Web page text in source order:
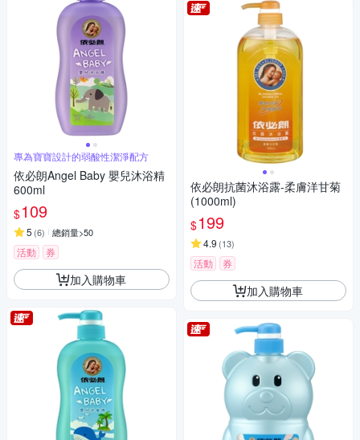
專為寶寶設計的弱酸性潔淨配方
依必朗Angel Baby 嬰兒沐浴精
600ml
$109
5 (6) 總銷量>50
活動 券
加入購物車
依必朗抗菌沐浴露-柔膚洋甘菊
(1000ml)
$199
4.9 (13)
活動 券
加入購物車